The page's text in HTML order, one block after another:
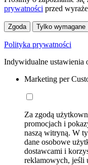
prywatności przed
Zgoda Tylko wymagane
Polityka prywatności
Indywidualne ustawienia
Marketing per
Za zgodą
promocjach i
naszą witryną. W
dane osobowe
dostawcami i
reklamowych, jeśli